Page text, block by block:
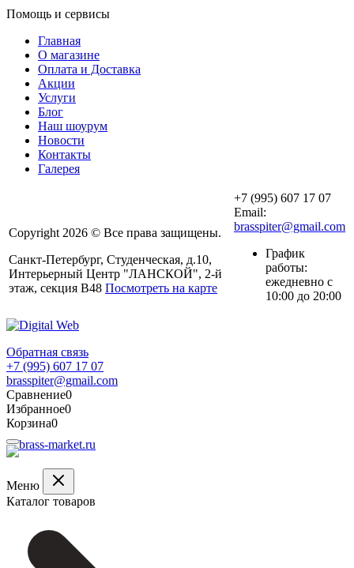
Помощь и сервисы
Главная
О магазине
Оплата и Доставка
Акции
Услуги
Блог
Наш шоурум
Новости
Контакты
Галерея
Copyright 2026 © Все права защищены.
Санкт-Петербург, Студенческая, д.10,
Интерьерный Центр "ЛАНСКОЙ", 2-й
этаж, секция В48 Посмотреть на карте
+7 (995) 607 17 07
Email:
brasspiter@gmail.com
График
работы:
ежедневно с
10:00 до 20:00
Обратная связь
+7 (995) 607 17 07
brasspiter@gmail.com
Сравнение0
Избранное0
Корзина0
Меню
Каталог товаров